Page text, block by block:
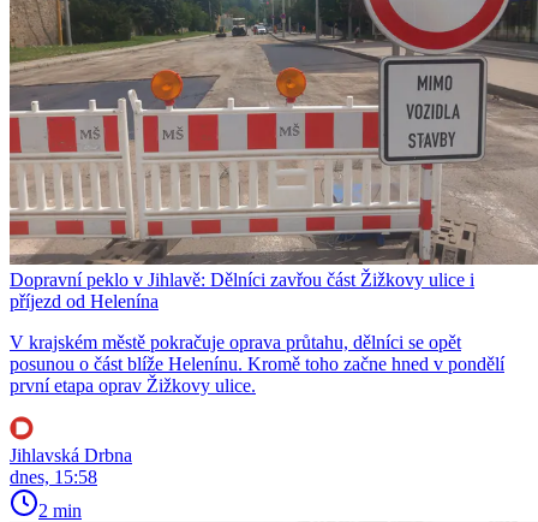
Dopravní peklo v Jihlavě: Dělníci zavřou část Žižkovy ulice i
příjezd od Helenína
V krajském městě pokračuje oprava průtahu, dělníci se opět
posunou o část blíže Helenínu. Kromě toho začne hned v pondělí
první etapa oprav Žižkovy ulice.
Jihlavská Drbna
dnes, 15:58
2 min